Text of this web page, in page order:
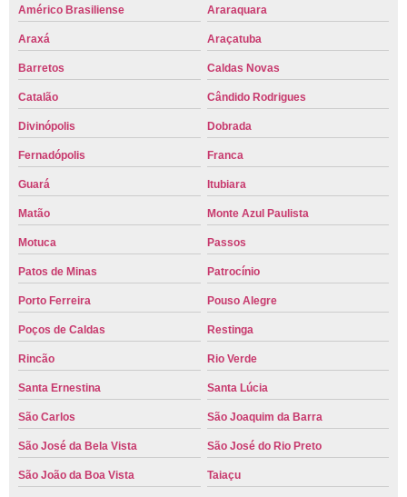
Américo Brasiliense
Araraquara
Araxá Araçatuba
Barretos Caldas Novas
Catalão Cândido Rodrigues
Divinópolis Dobrada
Fernadópolis Franca
Guará Itubiara
Matão Monte Azul Paulista
Motuca Passos
Patos de Minas Patrocínio
Porto Ferreira Pouso Alegre
Poços de Caldas Restinga
Rincão Rio Verde
Santa Ernestina Santa Lúcia
São Carlos São Joaquim da Barra
São José da Bela Vista São José do Rio Preto
São João da Boa Vista Taiaçu